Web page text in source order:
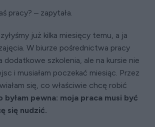
pracy? – zapytała.
już kilka miesięcy temu, a ja
W biurze pośrednictwa pracy
dodatkowe szkolenia, ale na kursie nie
i musiałam poczekać miesiąc. Przez
się, co właściwie chcę robić
byłam pewna: moja praca musi być
się nudzić.